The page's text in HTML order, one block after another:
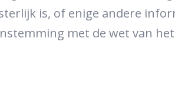
is, of enige andere
met de wet van